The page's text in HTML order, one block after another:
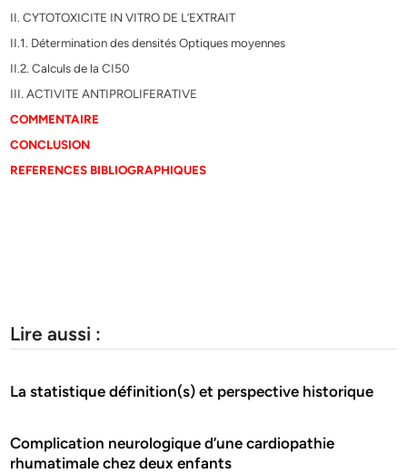
II. CYTOTOXICITE IN VITRO DE L’EXTRAIT
II.1. Détermination des densités Optiques moyennes
II.2. Calculs de la CI50
III. ACTIVITE ANTIPROLIFERATIVE
COMMENTAIRE
CONCLUSION
REFERENCES BIBLIOGRAPHIQUES
Lire aussi :
La statistique définition(s) et perspective historique
Complication neurologique d’une cardiopathie
rhumatimale chez deux enfants